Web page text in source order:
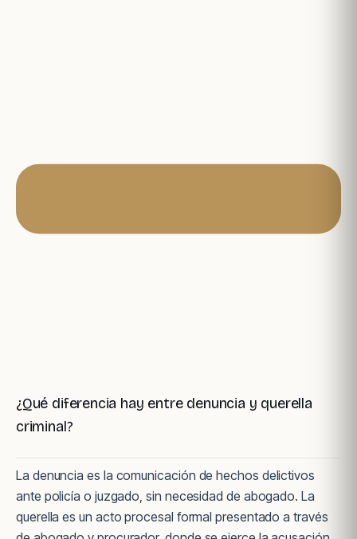
¿Qué diferencia hay entre denuncia y querella
criminal?
La denuncia es la comunicación de hechos delictivos
ante policía o juzgado, sin necesidad de abogado. La
querella es un acto procesal formal presentado a través